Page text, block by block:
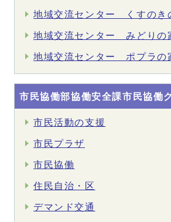
地域交流センター くすのき
地域交流センター みどりの
地域交流センター ポプラの
市民協働部協働安全課市民協働
市民活動の支援
市民プラザ
市民協働
住民自治・区
デマンド交通